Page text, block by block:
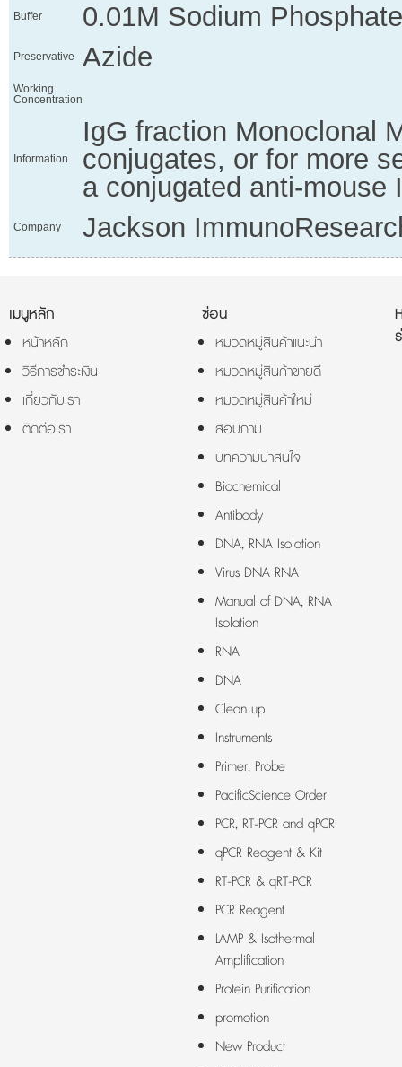
Buffer 0.01M Sodium
Preservative Azide
Working
Concentration
Information
IgG fraction Monoclonal
conjugates, or for more
a conjugated anti-mouse
Company Jackson
เมนูหลัก
หน้าหลัก
วิธีการชำระเงิน
เกี่ยวกับเรา
ติดต่อเรา
ซ่อน
หมวดหมู่สินค้าแนะนำ
หมวดหมู่สินค้าขายดี
หมวดหมู่สินค้าใหม่
สอบถาม
บทความน่าสนใจ
Biochemical
Antibody
DNA, RNA Isolation
Virus DNA RNA
Manual of DNA, RNA
Isolation
RNA
DNA
Clean up
Instruments
Primer, Probe
PacificScience Order
PCR, RT-PCR and qPCR
qPCR Reagent & Kit
RT-PCR & qRT-PCR
PCR Reagent
LAMP & Isothermal
Amplification
Protein Purification
promotion
New Product